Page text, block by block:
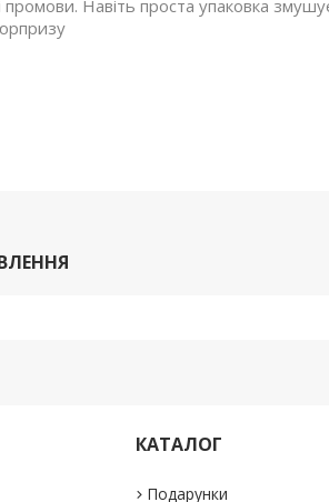
промови. Навіть проста упаковка
КАТАЛОГ
Подарунки